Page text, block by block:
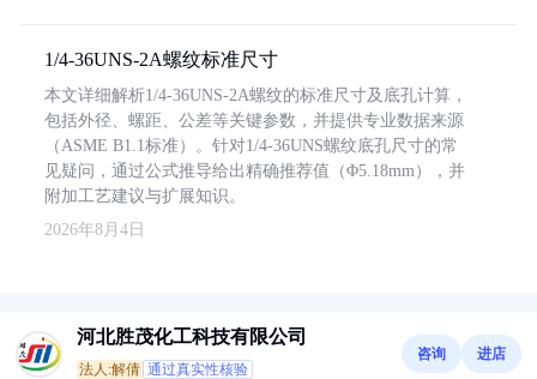
1/4-36UNS-2A螺纹标准尺寸
本文详细解析1/4-36UNS-2A螺纹的标准尺寸及底孔计算，
包括外径、螺距、公差等关键参数，并提供专业数据来源
（ASME B1.1标准）。针对1/4-36UNS螺纹底孔尺寸的常
见疑问，通过公式推导给出精确推荐值（Φ5.18mm），并
附加工艺建议与扩展知识。
2026年8月4日
河北胜茂化工科技有限公司
法人:解倩 通过真实性核验
咨询 进店